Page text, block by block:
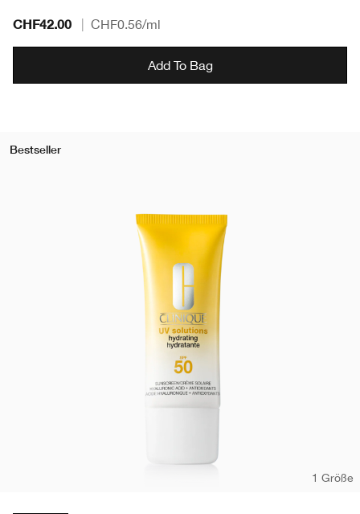
CHF42.00 CHF0.56/ml
Add To Bag
Bestseller
1 Größe